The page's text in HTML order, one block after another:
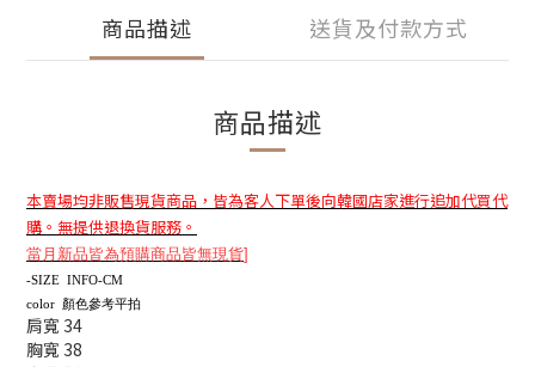
商品描述 送貨及付款方式
商品描述
本賣場均非販售現貨商品，皆為客人下單後向韓國店家進行追加代買代
購。無提供退換貨服務。
當月新品皆為預購商品皆無現貨]
-SIZE INFO-CM
color 顏色參考平拍
肩寬 34
胸寬 38